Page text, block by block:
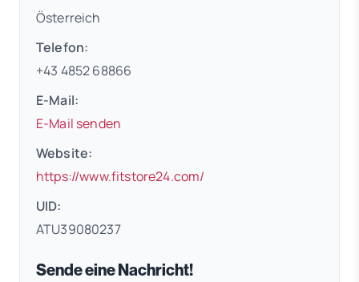
Österreich
Telefon:
+43 4852 68866
E-Mail:
E-Mail senden
Website:
https://www.fitstore24.com/
UID:
ATU39080237
Sende eine Nachricht!